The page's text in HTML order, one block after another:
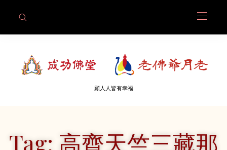
願人人皆有幸福
Tag: 高齊天竺三藏那